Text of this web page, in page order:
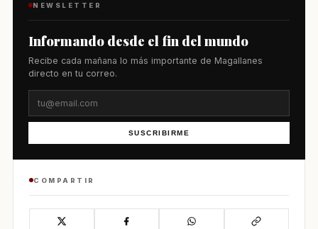
NEWSLETTER
Informando desde el fin del mundo
Recibe cada mañana lo más importante de Magallanes
directo en tu correo.
SUSCRIBIRME
COMPARTIR